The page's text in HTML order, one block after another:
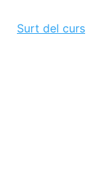
Surt del curs